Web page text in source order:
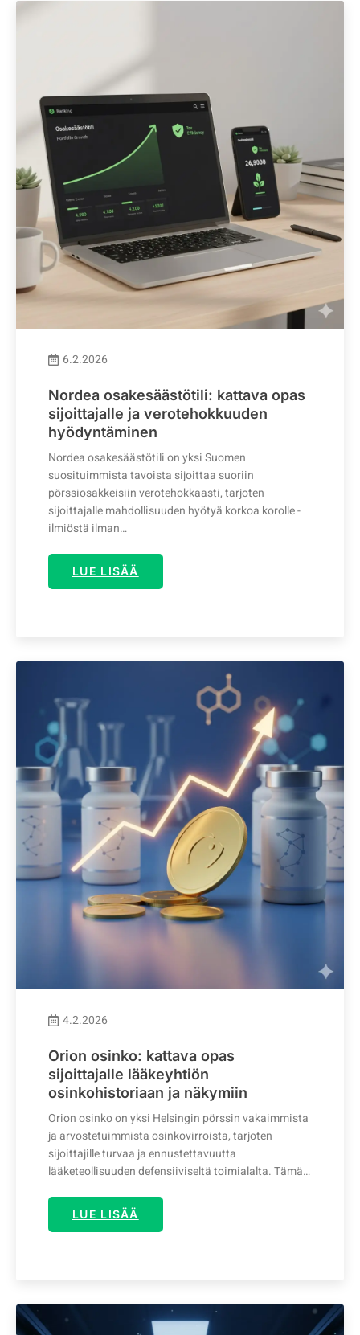
6.2.2026
Nordea osakesäästötili: kattava opas
sijoittajalle ja verotehokkuuden
hyödyntäminen
Nordea osakesäästötili on yksi Suomen
suosituimmista tavoista sijoittaa suoriin
pörssiosakkeisiin verotehokkaasti, tarjoten
sijoittajalle mahdollisuuden hyötyä korkoa korolle -
ilmiöstä ilman…
LUE LISÄÄ
4.2.2026
Orion osinko: kattava opas
sijoittajalle lääkeyhtiön
osinkohistoriaan ja näkymiin
Orion osinko on yksi Helsingin pörssin vakaimmista
ja arvostetuimmista osinkovirroista, tarjoten
sijoittajille turvaa ja ennustettavuutta
lääketeollisuuden defensiiviseltä toimialalta. Tämä…
LUE LISÄÄ